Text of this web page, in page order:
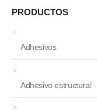
PRODUCTOS
Adhesivos
Adhesivo estructural